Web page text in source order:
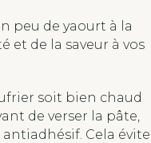
peu de yaourt à la
et de la saveur à vos
soit bien chaud
de verser la pâte,
Cela évite